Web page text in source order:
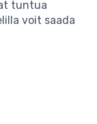
tuntua
voit saada